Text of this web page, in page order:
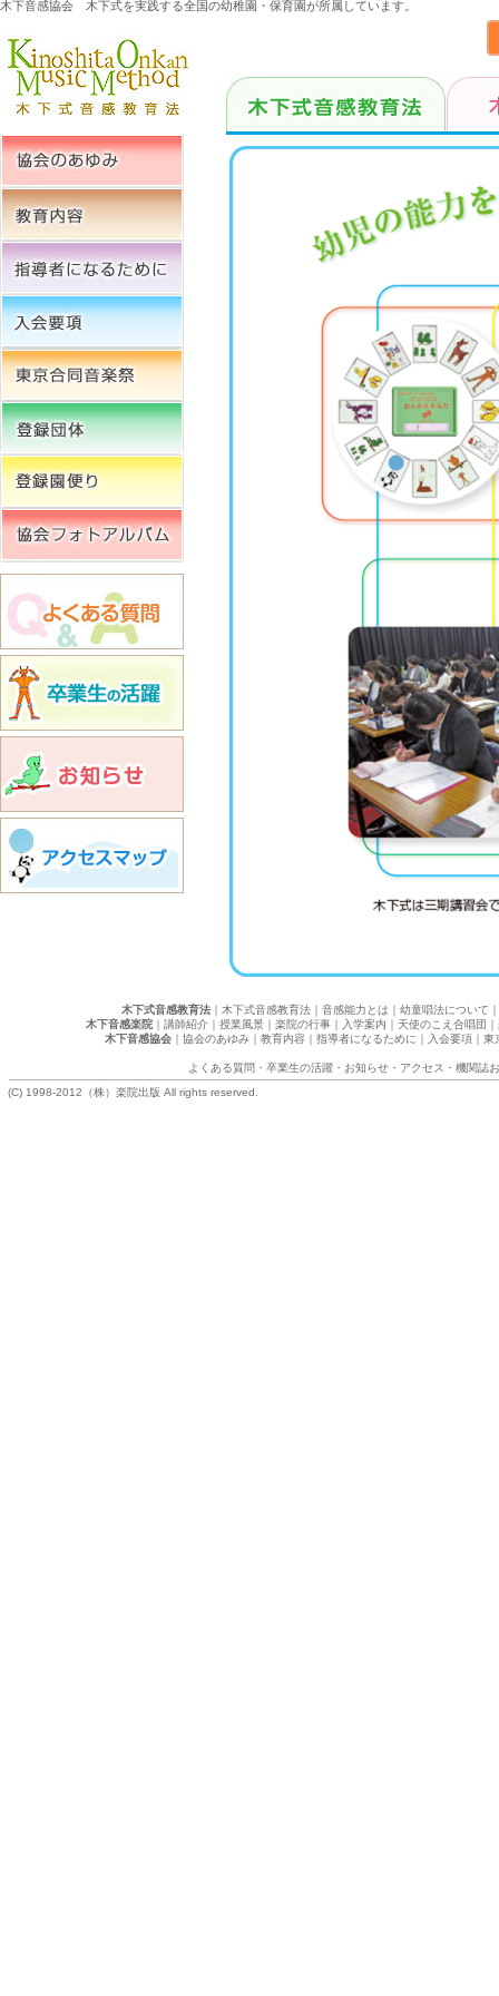
木下音感協会 木下式を実践する全国の幼稚園・保育園が所属しています。
木下式音感教育法｜ 木下式音感教育法｜ 音感能力とは 幼童唱法について
木下音感楽院
講師紹介 授業風景 楽院の行事 入学案内 天使のこえ合唱団
木下音感協会｜ 協会のあゆみ｜ 教育内容 指導者になるために 入会要項 東
よくある質問 ・ 卒業生の活躍・ お知らせ・ アクセス ・ 機関誌
(C) 1998-2012（株）楽院出版 All rights reserved.